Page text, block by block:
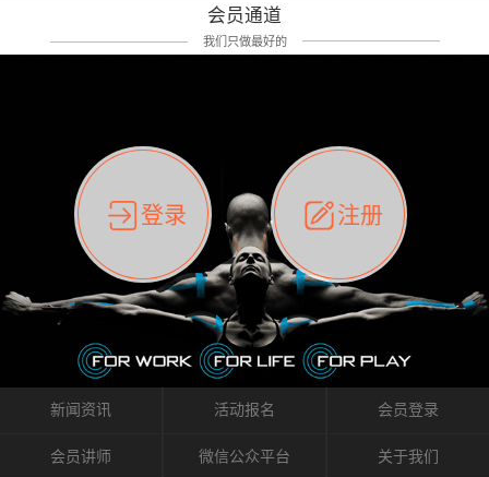
痛影响走路。当天疼痛部贴了EDF和胃十字，膝
关节贴了半月板贴布。第2天第12肋部的EDF和
消失，贴布也没有出现进一步瘙痒过敏。而膝
关节的半月板贴布张力用的100%，但自始至终
它都很坚强的贴着，没有出现过任何瘙痒的迹
象。不同的条件下，同一个身体，不同的部位
皮肤的敏感度也有不同。因此我们KINESIO要做
的，是在研发生产过程中竭尽全力的降低致敏
性，减少贴布本身带来的致敏率。那到底是什
么原因引起的过敏瘙痒呢？我整理了以下内容
仅供大家参考，希望能给予大家帮助。首先我
们分析解剖下过敏的原因，然后简说一下
KINESIO贴布贴扎后预防应对。我把导致过敏的
原因，简单分为外因和内因。外因1，贴布贴布
括：1）面料的伸展率、回缩率、纤维的刺激
以激发身体的自然愈合能力。 通常，药物会削
弱细胞因子的作用，单方面还会引起副作用的
症状。 与此相比，Kinesio肌内效贴创造了细
的控制仍有许多未知。 细胞因子是一种酵素，
各种各样的酵素起着适当的作用，为细胞创造
了适合居住的环境。 在现代医学上，这种细胞
因子是一种酶的观点往往被否定，但在体内有
有毒细菌和无毒细菌，它们起着保持身体平衡
的作用。 Kinesio肌内效贴不像药物那样在短时
间内表现出症状，而是通过花费时间创造一个
对身体没有伤害（副作用等）的环境来减轻症
状。 但是，由于营养、精神、运动的平衡被破
坏，各种细胞就会发生病态变化。 在一定的状
态下，细胞因子会自动捕捉异常，并在细胞之
间传递适当的修复信息。可以收集各自所需的
因子级联；细胞因子的连锁反应）。 如果这种
状，而是指贴布本身很重量，以及贴布刺激的
类型。贴布的应用充分利用了体内由间质液组
成的自然流体力学的流体层。这种轻微的刺激
间，还可以在单片贴布上提供支持和深度刺
激。通过对间质液的适当控制，可以连接皮下
筋膜，对关节进行非常轻柔的刺激，增加患部
的治疗区域。 snowflake“雪花”贴布不会妨碍皮
肤上下左右运动，有效的辅助修复关节周围组
织的筋膜。它可以作用于关节或肌肉表面，释
放压力，刺激深层筋膜。“雪花”贴扎疗法是一
种可以改变肌肉、筋膜和间质液之间自然流动
关系的方法。 间质液间质被称为人体的新器
官。研究人员认为，整个身体的网络是由坚韧
且柔软的蛋白质结构所支撑的相互连接的充满
流体的空间构成的。如果作为脏器，这是人体
最大的脏器，约占体重的20%（相比之下，皮
内流通，有助于细胞的再生和恢复。“1”“雪花”
会员通道
我们只做最好的
登录 注册
新闻资讯 活动报名 会员登录
会员讲师 微信公众平台 关于我们